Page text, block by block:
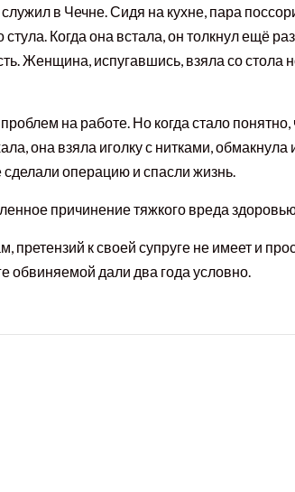
в Чечне. Сидя на кухне, пара
Когда она встала, он толкнул ещё
Женщина, испугавшись, взяла со стола
на работе. Но когда стало понятно,
она взяла иголку с нитками, обмакнула
операцию и спасли жизнь.
причинение тяжкого вреда
к своей супруге не имеет и
обвиняемой дали два года условно.